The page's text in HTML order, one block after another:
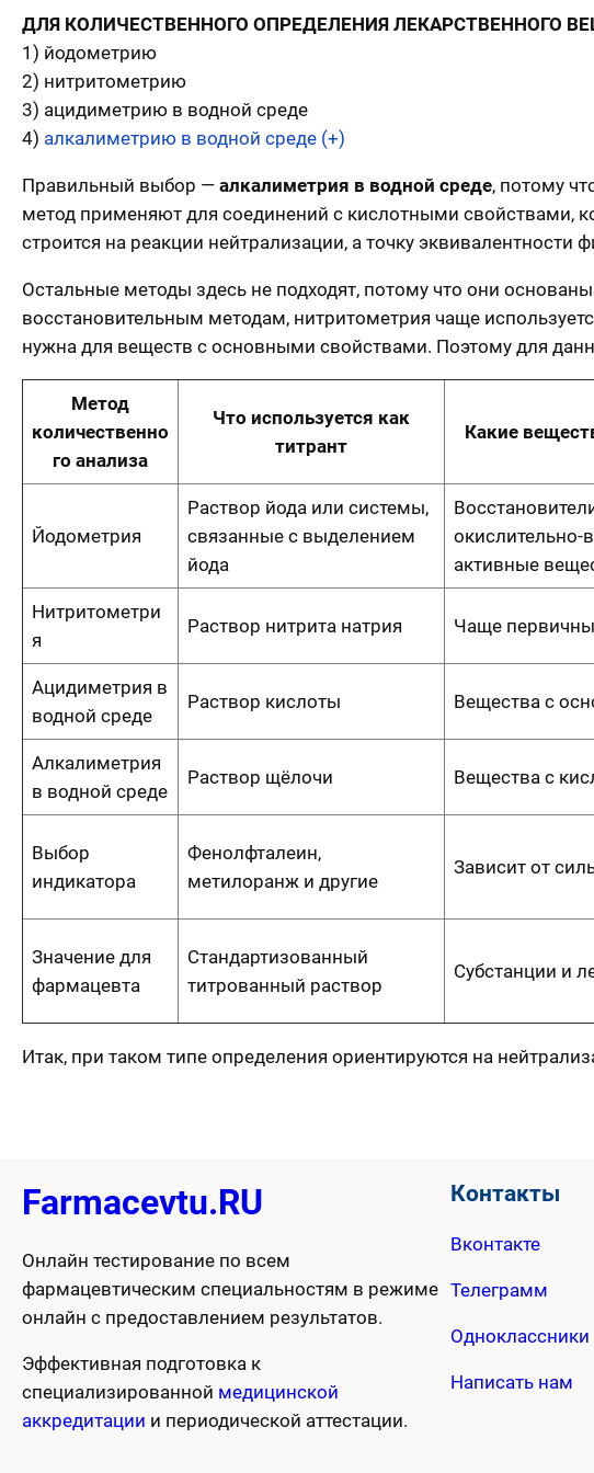
ДЛЯ КОЛИЧЕСТВЕННОГО ОПРЕДЕЛЕНИЯ ЛЕКАРСТВЕННОГО
1) йодометрию
2) нитритометрию
3) ацидиметрию в водной среде
4) алкалиметрию в водной среде (+)
Правильный выбор — алкалиметрия в водной среде, потому
метод применяют для соединений с кислотными свойствами,
строится на реакции нейтрализации, а точку
Остальные методы здесь не подходят, потому что они
восстановительным методам, нитритометрия чаще
нужна для веществ с основными свойствами. Поэтому для
Метод
количественно
го анализа
Что используется как
титрант
Какие
Йодометрия
Раствор йода или системы,
связанные с выделением
йода
окислительно-
активные
Нитритометри
я
Раствор нитрита натрия Чаще
Ацидиметрия в
водной среде
Раствор кислоты Вещества с
Алкалиметрия
в водной среде
Раствор щёлочи Вещества с
Выбор
индикатора
Фенолфталеин,
метилоранж и другие
Зависит от
Значение для
фармацевта
Стандартизованный
титрованный раствор
Субстанции и
Итак, при таком типе определения ориентируются на
Farmacevtu.RU
Онлайн тестирование по всем
фармацевтическим специальностям в режиме
онлайн с предоставлением результатов.
Эффективная подготовка к
специализированной медицинской
аккредитации и периодической аттестации.
Контакты
Вконтакте
Телеграмм
Одноклассники
Написать нам